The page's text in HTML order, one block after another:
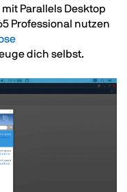
Parallels Desktop
Professional nutzen
dich selbst.